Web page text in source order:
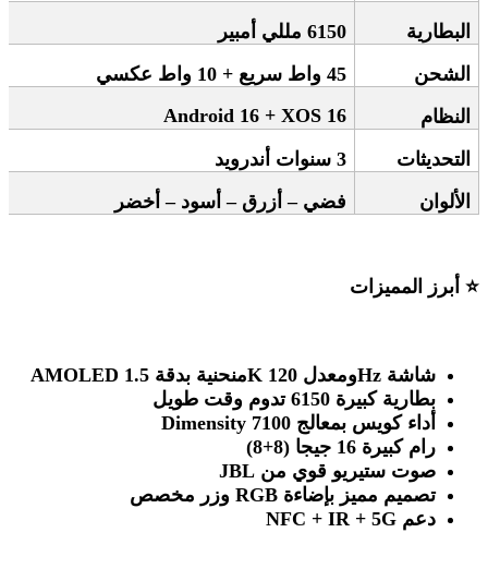
البطارية
6150 مللي أمبير
الشحن
45 واط سريع + 10 واط عكسي
النظام
Android 16 + XOS 16
التحديثات
3 سنوات أندرويد
الألوان
فضي – أزرق – أسود – أخضر
⭐ أبرز المميزات
شاشة منحنية بدقة 1.5K ومعدل 120Hz
بطارية كبيرة 6150 تدوم وقت طويل
أداء كويس بمعالج
رام كبيرة 16 جيجا
(8+8)
صوت ستيريو قوي من
تصميم مميز بإضاءة
وزر مخصص
دعم